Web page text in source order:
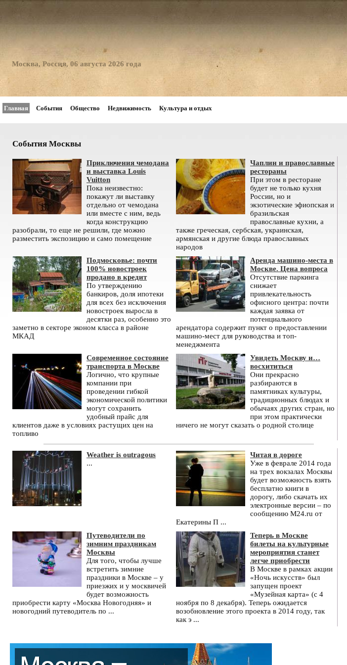
Москва, Россия, 06 августа 2026 года
Главная События Общество Недвижимость Культура и отдых
События Москвы
Приключения чемодана
и выставка Louis
Vuitton
Пока неизвестно:
покажут ли выставку
отдельно от чемодана
или вместе с ним, ведь
когда конструкцию
разобрали, то еще не решили, где можно
разместить экспозицию и само помещение
Чаплин и православные
рестораны
При этом в ресторане
будет не только кухня
России, но и
экзотические эфиопская и
бразильская
православные кухни, а
также греческая, сербская, украинская,
армянская и другие блюда православных
народов
Подмосковье: почти
100% новостроек
продано в кредит
По утверждению
банкиров, доля ипотеки
для всех без исключения
новостроек выросла в
десятки раз, особенно это
заметно в секторе эконом класса в районе
МКАД
Аренда машино-места в
Москве. Цена вопроса
Отсутствие паркинга
снижает
привлекательность
офисного центра: почти
каждая заявка от
потенциального
арендатора содержит пункт о предоставлении
машино-мест для руководства и топ-
менеджмента
Современное состояние
транспорта в Москве
Логично, что крупные
компании при
проведении гибкой
экономической политики
могут сохранить
удобный прайс для
клиентов даже в условиях растущих цен на
топливо
Увидеть Москву и…
восхититься
Они прекрасно
разбираются в
памятниках культуры,
традиционных блюдах и
обычаях других стран, но
при этом практически
ничего не могут сказать о родной столице
Weather is outragous
...
Читая в дороге
Уже в феврале 2014 года
на трех вокзалах Москвы
будет возможность взять
бесплатно книги в
дорогу, либо скачать их
электронные версии – по
сообщению M24.ru от
Екатерины П ...
Путеводители по
зимним праздникам
Москвы
Для того, чтобы лучше
встретить зимние
праздники в Москве – у
приезжих и у москвичей
будет возможность
приобрести карту «Москва Новогодняя» и
новогодний путеводитель по ...
Теперь в Москве
билеты на культурные
мероприятия станет
легче приобрести
В Москве в рамках акции
«Ночь искусств» был
запущен проект
«Музейная карта» (с 4
ноября по 8 декабря). Теперь ожидается
возобновление этого проекта в 2014 году, так
как э ...